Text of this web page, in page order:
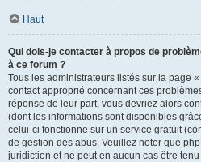
Haut
Qui dois-je contacter à propos de
à ce forum ?
Tous les administrateurs listés sur la page
contact approprié concernant ces
réponse de leur part, vous devriez alors
(dont les informations sont disponibles
celui-ci fonctionne sur un service gratuit
de gestion des abus. Veuillez noter que
juridiction et ne peut en aucun cas être